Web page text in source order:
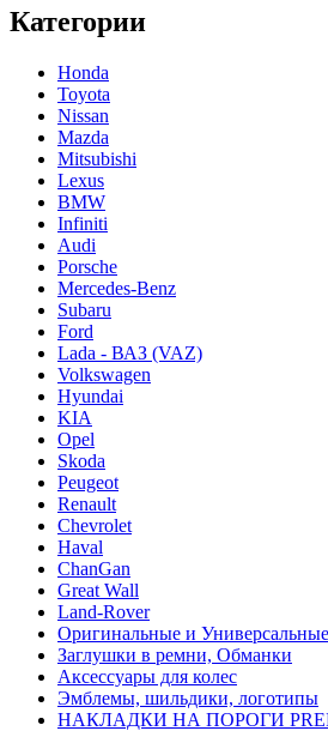
Категории
Honda
Toyota
Nissan
Mazda
Mitsubishi
Lexus
BMW
Infiniti
Audi
Porsche
Mercedes-Benz
Subaru
Ford
Lada - ВАЗ (VAZ)
Volkswagen
Hyundai
KIA
Opel
Skoda
Peugeot
Renault
Chevrolet
Haval
ChanGan
Great Wall
Land-Rover
Оригинальные и
Заглушки в ремни, Обманки
Аксессуары для колес
Эмблемы, шильдики, логотипы
НАКЛАДКИ НА ПОРОГИ